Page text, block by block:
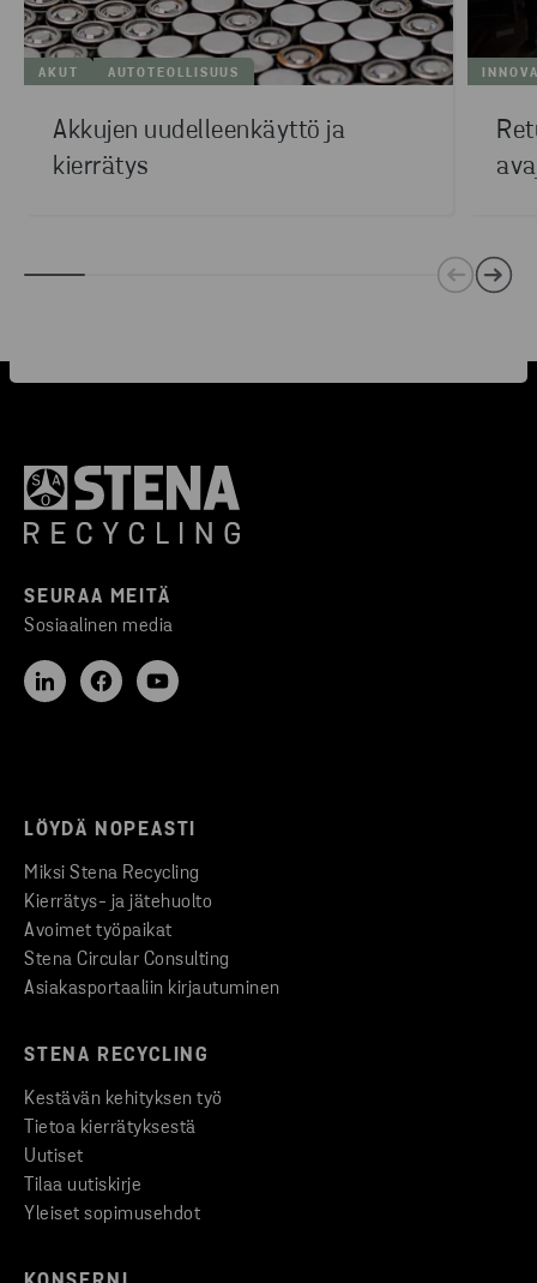
AKUT AUTOTEOLLISUUS
Akkujen uudelleenkäyttö ja
kierrätys
SEURAA MEITÄ
Sosiaalinen media
LÖYDÄ NOPEASTI
Miksi Stena Recycling
Kierrätys- ja jätehuolto
Avoimet työpaikat
Stena Circular Consulting
Asiakasportaaliin kirjautuminen
STENA RECYCLING
Kestävän kehityksen työ
Tietoa kierrätyksestä
Uutiset
Tilaa uutiskirje
Yleiset sopimusehdot